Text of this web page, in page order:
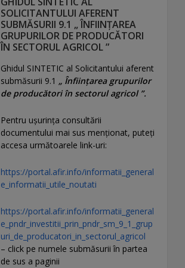
SOLICITANTULUI AFERENT
SUBMĂSURII 9.1 „ ÎNFIINȚAREA
GRUPURILOR DE PRODUCĂTORI
ÎN SECTORUL AGRICOL ”
Ghidul SINTETIC al Solicitantului aferent
submăsurii 9.1 „ Înființarea grupurilor
de producători în sectorul agricol ”.
Pentru uşurinţa consultării
documentului mai sus menţionat, puteţi
accesa următoarele link-uri:
https://portal.afir.info/informatii_general
e_informatii_utile_noutati
https://portal.afir.info/informatii_general
e_pndr_investitii_prin_pndr_sm_9_1_grup
uri_de_producatori_in_sectorul_agricol
– click pe numele submăsurii în partea
de sus a paginii